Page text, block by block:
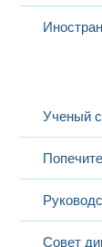
Ученый
Совет